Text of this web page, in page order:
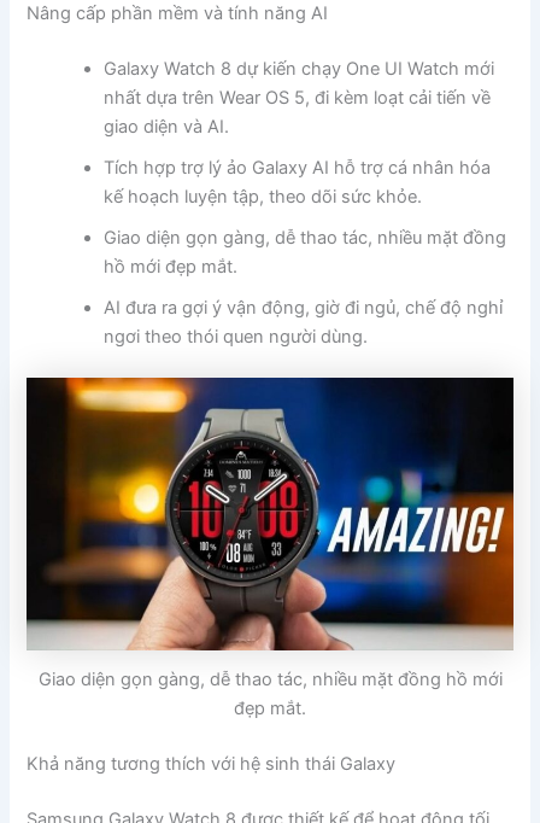
Nâng cấp phần mềm và tính năng AI
Galaxy Watch 8 dự kiến chạy One UI Watch mới
nhất dựa trên Wear OS 5, đi kèm loạt cải tiến về
giao diện và AI.
Tích hợp trợ lý ảo Galaxy AI hỗ trợ cá nhân hóa
kế hoạch luyện tập, theo dõi sức khỏe.
Giao diện gọn gàng, dễ thao tác, nhiều mặt đồng
hồ mới đẹp mắt.
AI đưa ra gợi ý vận động, giờ đi ngủ, chế độ nghỉ
ngơi theo thói quen người dùng.
Giao diện gọn gàng, dễ thao tác, nhiều mặt đồng hồ mới
đẹp mắt.
Khả năng tương thích với hệ sinh thái Galaxy